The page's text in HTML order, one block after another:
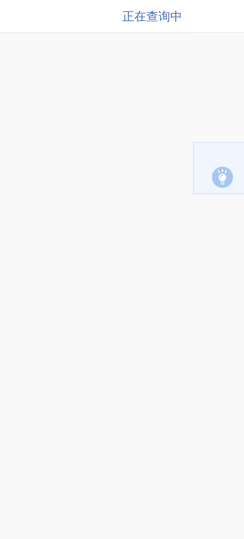
正在查询中